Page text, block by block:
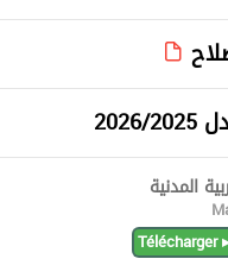
Télécharger